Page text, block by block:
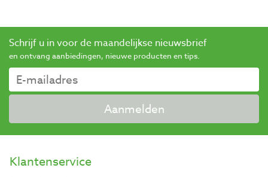
Schrijf u in voor de maandelijkse nieuwsbrief
en ontvang aanbiedingen, nieuwe producten en tips.
Aanmelden
Klantenservice